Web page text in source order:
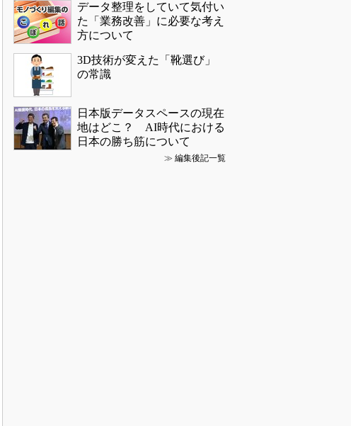
データ整理をしていて気付い
た「業務改善」に必要な考え
方について
3D技術が変えた「靴選び」
の常識
日本版データスペースの現在
地はどこ？ AI時代における
日本の勝ち筋について
≫ 編集後記一覧